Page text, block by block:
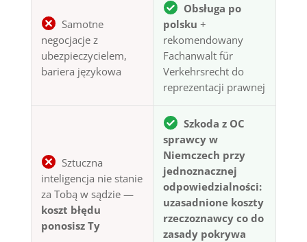
Samotne
negocjacje z
ubezpieczycielem,
bariera językowa
Obsługa po
polsku +
rekomendowany
Fachanwalt für
Verkehrsrecht do
reprezentacji prawnej
Sztuczna
inteligencja nie stanie
za Tobą w sądzie —
koszt błędu
ponosisz Ty
Szkoda z OC
sprawcy w
Niemczech przy
jednoznacznej
odpowiedzialności:
uzasadnione koszty
rzeczoznawcy co do
zasady pokrywa